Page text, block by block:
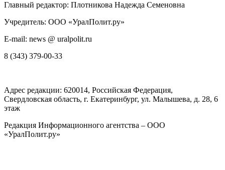
Главный редактор: Плотникова Надежда Семеновна
Учредитель: ООО «УралПолит.ру»
E-mail: news @ uralpolit.ru
8 (343) 379-00-33
Адрес редакции: 620014, Российская Федерация,
Свердловская область, г. Екатеринбург, ул. Малышева, д. 28, 6
этаж
Редакция Информационного агентства – ООО
«УралПолит.ру»